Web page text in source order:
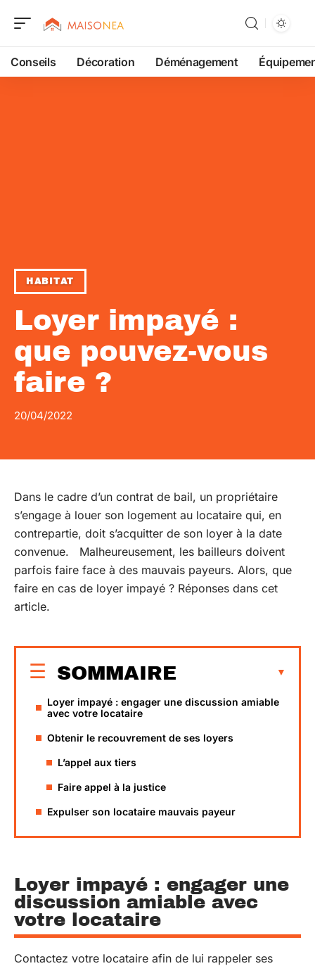
Conseils Décoration Déménagement
HABITAT
Loyer impayé :
que pouvez-vous
faire ?
20/04/2022
Dans le cadre d’un contrat de bail, un propriétaire
s’engage à louer son logement au locataire qui, en
contrepartie, doit s’acquitter de son loyer à la date
convenue. Malheureusement, les bailleurs doivent
parfois faire face à des mauvais payeurs. Alors, que
faire en cas de loyer impayé ? Réponses dans cet
article.
SOMMAIRE
Loyer impayé : engager une discussion amiable
avec votre locataire
Obtenir le recouvrement de ses loyers
L’appel aux tiers
Faire appel à la justice
Expulser son locataire mauvais payeur
Loyer impayé : engager une
discussion amiable avec
votre locataire
Contactez votre locataire afin de lui rappeler ses